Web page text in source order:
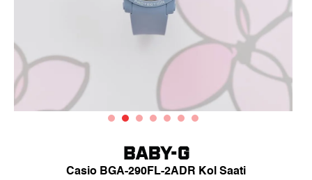
Casio BGA-290FL-2ADR Kol Saati